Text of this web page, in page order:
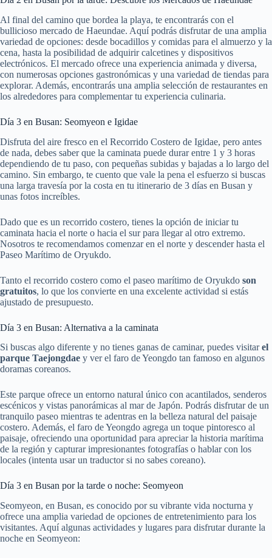
Al final del camino que bordea la playa, te encontrarás con el
bullicioso mercado de Haeundae. Aquí podrás disfrutar de una amplia
variedad de opciones: desde bocadillos y comidas para el almuerzo y la
cena, hasta la posibilidad de adquirir calcetines y dispositivos
electrónicos. El mercado ofrece una experiencia animada y diversa,
con numerosas opciones gastronómicas y una variedad de tiendas para
explorar. Además, encontrarás una amplia selección de restaurantes en
los alrededores para complementar tu experiencia culinaria.
Día 3 en Busan: Seomyeon e Igidae
Disfruta del aire fresco en el Recorrido Costero de Igidae, pero antes
de nada, debes saber que la caminata puede durar entre 1 y 3 horas
dependiendo de tu paso, con pequeñas subidas y bajadas a lo largo del
camino. Sin embargo, te cuento que vale la pena el esfuerzo si buscas
una larga travesía por la costa en tu itinerario de 3 días en Busan y
unas fotos increíbles.
Dado que es un recorrido costero, tienes la opción de iniciar tu
caminata hacia el norte o hacia el sur para llegar al otro extremo.
Nosotros te recomendamos comenzar en el norte y descender hasta el
Paseo Marítimo de Oryukdo.
Tanto el recorrido costero como el paseo marítimo de Oryukdo son
gratuitos, lo que los convierte en una excelente actividad si estás
ajustado de presupuesto.
Día 3 en Busan: Alternativa a la caminata
Si buscas algo diferente y no tienes ganas de caminar, puedes visitarel
parque Taejongdae y ver el faro de Yeongdo tan famoso en algunos
doramas coreanos.
Este parque ofrece un entorno natural único con acantilados, senderos
escénicos y vistas panorámicas al mar de Japón. Podrás disfrutar de un
tranquilo paseo mientras te adentras en la belleza natural del paisaje
costero. Además, el faro de Yeongdo agrega un toque pintoresco al
paisaje, ofreciendo una oportunidad para apreciar la historia marítima
de la región y capturar impresionantes fotografías o hablar con los
locales (intenta usar un traductor si no sabes coreano).
Día 3 en Busan por la tarde o noche: Seomyeon
Seomyeon, en Busan, es conocido por su vibrante vida nocturna y
ofrece una amplia variedad de opciones de entretenimiento para los
visitantes. Aquí algunas actividades y lugares para disfrutar durante la
noche en Seomyeon: